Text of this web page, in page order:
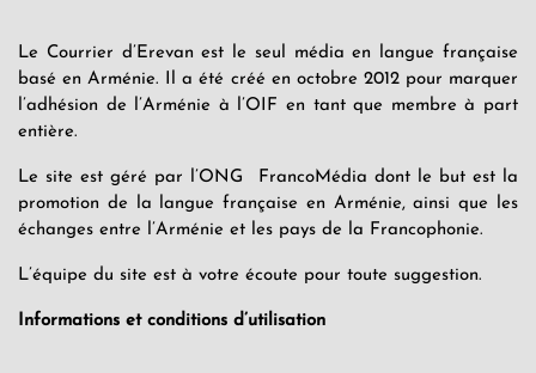
Le Courrier d’Erevan est le seul média en langue française
basé en Arménie. Il a été créé en octobre 2012 pour marquer
l’adhésion de l’Arménie à l’OIF en tant que membre à part
entière.
Le site est géré par l’ONG FrancoMédia dont le but est la
promotion de la langue française en Arménie, ainsi que les
échanges entre l’Arménie et les pays de la Francophonie.
L’équipe du site est à votre écoute pour toute suggestion.
Informations et conditions d’utilisation